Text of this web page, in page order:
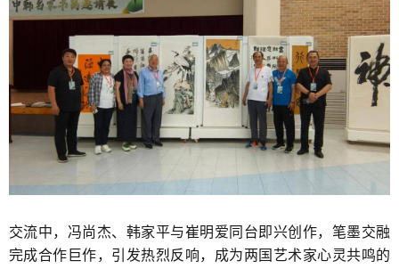
交流中，冯尚杰、韩家平与崔明爱同台即兴创作，笔墨交融
完成合作巨作，引发热烈反响，成为两国艺术家心灵共鸣的